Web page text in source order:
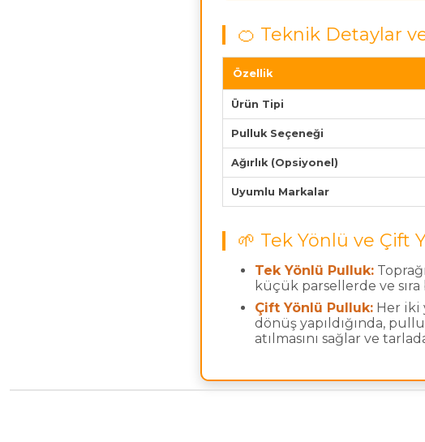
🍊 Teknik Detaylar
Özellik
Ürün Tipi
Pulluk Seçeneği
Ağırlık (Opsiyonel)
Uyumlu Markalar
🌱 Tek Yönlü ve Çift
Tek Yönlü Pulluk:
küçük parsellerde ve
Çift Yönlü Pulluk: Her iki
dönüş yapıldığında,
atılmasını sağlar ve